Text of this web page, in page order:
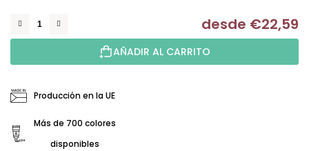
desde €22,59
AÑADIR AL CARRITO
Producción en la UE
Más de 700 colores
disponibles